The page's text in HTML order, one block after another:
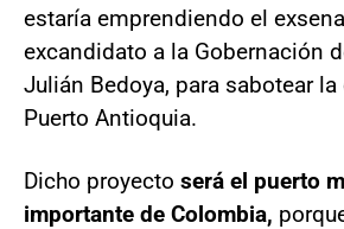
estaría emprendiendo el
excandidato a la Gobernación
Julián Bedoya, para sabotear
Puerto Antioquia.
Dicho proyecto será el puerto
importante de Colombia,